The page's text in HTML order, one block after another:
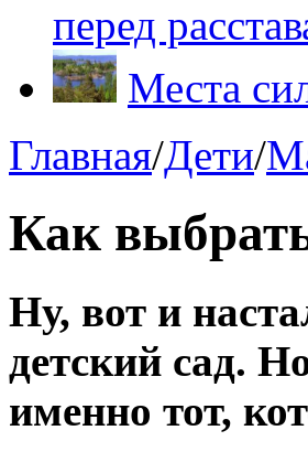
перед
Места
Главная/Дети/
Как
Ну, вот и
детский сад.
именно тот,